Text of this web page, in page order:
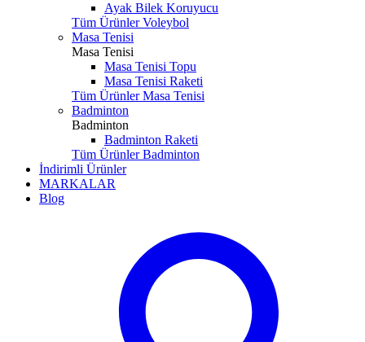
Ayak Bilek Koruyucu
Tüm Ürünler Voleybol
Masa Tenisi
Masa Tenisi
Masa Tenisi Topu
Masa Tenisi Raketi
Tüm Ürünler Masa Tenisi
Badminton
Badminton
Badminton Raketi
Tüm Ürünler Badminton
İndirimli Ürünler
MARKALAR
Blog